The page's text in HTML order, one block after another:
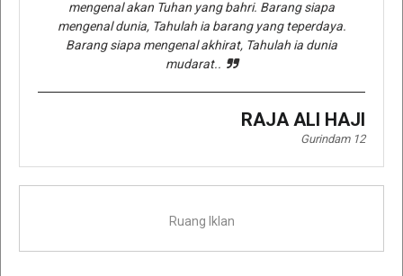
mengenal akan Tuhan yang bahri. Barang siapa
mengenal dunia, Tahulah ia barang yang teperdaya.
Barang siapa mengenal akhirat, Tahulah ia dunia
mudarat..
RAJA ALI HAJI
Gurindam 12
Ruang Iklan